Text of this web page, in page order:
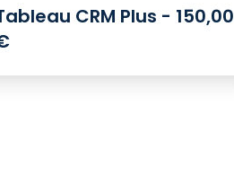
CRM Plus - 150,00